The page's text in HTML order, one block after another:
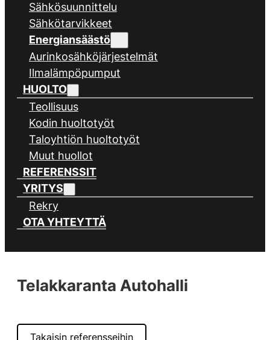
Sähkösuunnittelu
Sähkötarvikkeet
Energiansäästö
Aurinkosähköjärjestelmät
Ilmalämpöpumput
HUOLTO
Teollisuus
Kodin huoltotyöt
Taloyhtiön huoltotyöt
Muut huollot
REFERENSSIT
YRITYS
Rekry
OTA YHTEYTTÄ
Telakkaranta Autohalli
Takaisin referensseihin